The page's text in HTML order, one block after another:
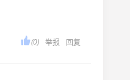
回复
举报
(0)